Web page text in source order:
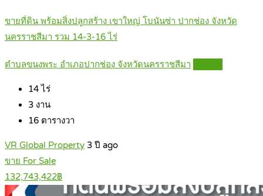
ขายที่ดิน พร้อมสิ่งปลูกสร้าง เขาใหญ่ โบนันซ่า ปากช่อง จังหวัด
นครราชสีมา รวม 14-3-16 ไร่
ตำบลขนงพระ อำเภอปากช่อง จังหวัดนครราชสีมา
14ไร่
3 งาน
16 ตารางวา
VR Global Property 3 ปี ago
ขาย For Sale
132,743,422฿